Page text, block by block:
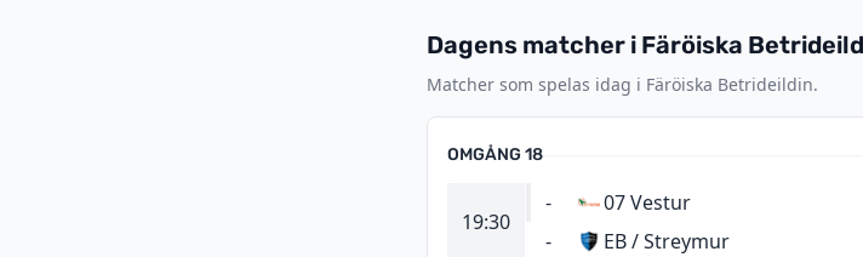
Dagens matcher i Färöiska
Matcher som spelas idag i Färöiska Betrideildin.
OMGÅNG 18
19:30
-
-
07 Vestur
EB / Streymur